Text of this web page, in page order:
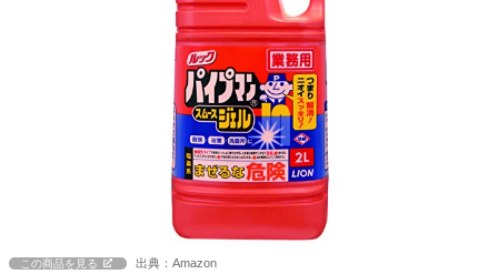
この商品を見る 出典：Amazon